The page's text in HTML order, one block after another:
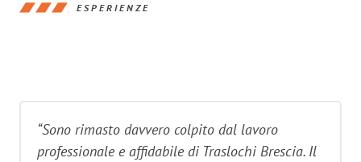
ESPERIENZE
“Sono rimasto davvero colpito dal lavoro
professionale e affidabile di Traslochi Brescia. Il